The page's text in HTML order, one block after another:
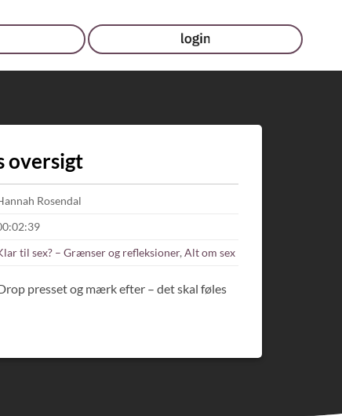
oversigt
Rosendal
til sex? – Grænser og refleksioner, Alt om sex
presset og mærk efter – det skal føles